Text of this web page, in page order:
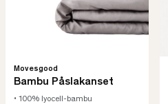
Movesgood
Bambu Påslakanset
• 100% lyocell-bambu